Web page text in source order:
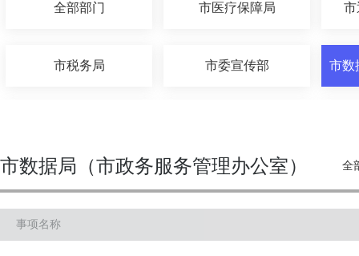
全部部门 市医疗保障局 市
市税务局 市委宣传部
市地方金融局 市侨办
市数据局（市政务服务管理办公室） 全
事项名称